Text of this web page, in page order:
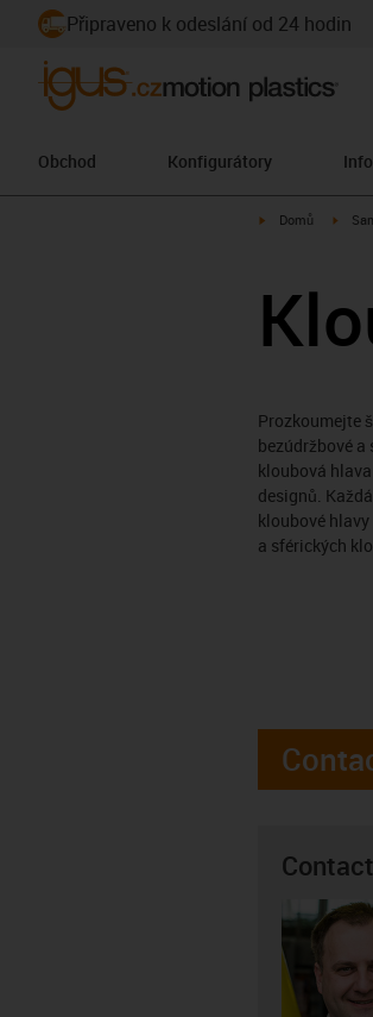
Připraveno k odeslání od 24 hodin
Obchod Konfigurátory
igus-icon-arrow-
Domů
Prozkoumejte
bezúdržbové
kloubová
designů.
kloubové
a sférických